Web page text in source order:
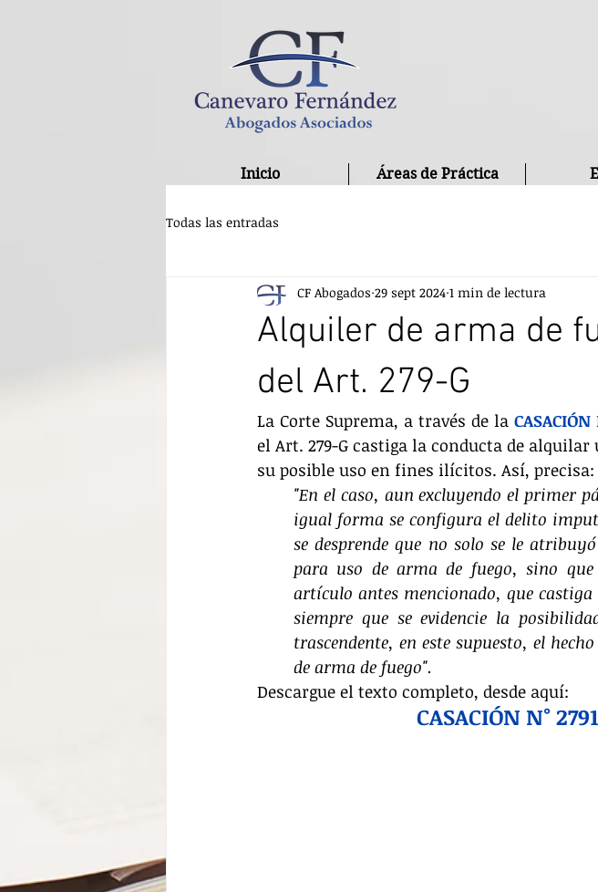
Inicio Áreas de Práctica
Todas las entradas
Alquiler de arma de
del Art. 279-G
CF Abogados 29 sept 2024 1 min de lectura
La Corte Suprema, a través de la
el Art. 279-G castiga la conducta de
su posible uso en fines ilícitos. Así, precisa:
"En el caso, aun excluyendo el primer
igual forma se configura el delito
se desprende que no solo se le
para uso de arma de fuego, sino
artículo antes mencionado, que
siempre que se evidencie la
trascendente, en este supuesto, el
de arma de fuego".
Descargue el texto completo, desde aquí:
CASACIÓN N°